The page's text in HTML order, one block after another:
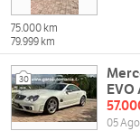
75.000 km
79.999 km
30
EVO
05